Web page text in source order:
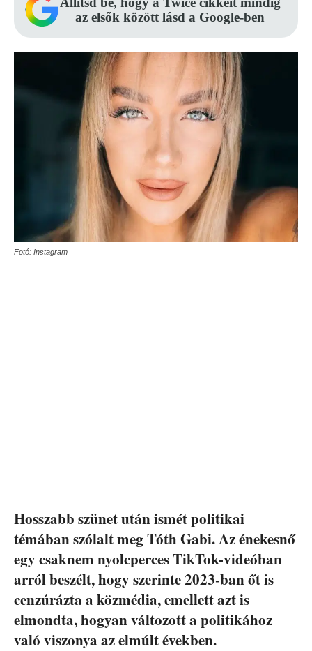
az elsők között lásd a Google-ben
Fotó: Instagram
Hosszabb szünet után ismét politikai
témában szólalt meg Tóth Gabi. Az énekesnő
egy csaknem nyolcperces TikTok-videóban
arról beszélt, hogy szerinte 2023-ban őt is
cenzúrázta a közmédia, emellett azt is
elmondta, hogyan változott a politikához
való viszonya az elmúlt években.